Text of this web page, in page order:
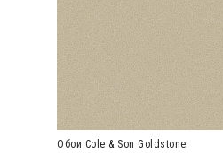
Обои Cole & Son Goldstone